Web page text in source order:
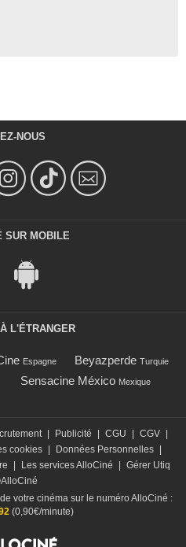
NOUS
SUR MOBILE
L'ÉTRANGER
Espagne Beyazperde Turquie
Sensacine México Mexique
| Publicité | CGU | CGV |
cookies | Données Personnelles |
| Les services AlloCiné | Gérer Utiq
votre cinéma sur le numéro AlloCiné :
(0,90€/minute)